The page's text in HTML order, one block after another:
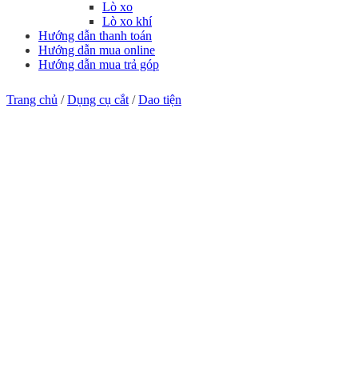
Lò xo
Lò xo khí
Hướng dẫn thanh toán
Hướng dẫn mua online
Hướng dẫn mua trả góp
Trang chủ / Dụng cụ cắt / Dao tiện